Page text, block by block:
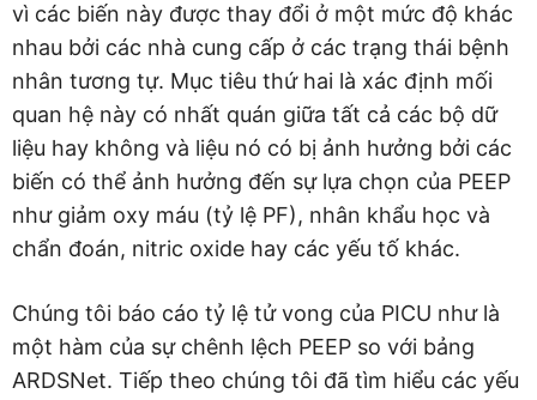
vì các biến này được thay đổi ở một mức độ khác
nhau bởi các nhà cung cấp ở các trạng thái bệnh
nhân tương tự. Mục tiêu thứ hai là xác định mối
quan hệ này có nhất quán giữa tất cả các bộ dữ
liệu hay không và liệu nó có bị ảnh hưởng bởi các
biến có thể ảnh hưởng đến sự lựa chọn của PEEP
như giảm oxy máu (tỷ lệ PF), nhân khẩu học và
chẩn đoán, nitric oxide hay các yếu tố khác.
Chúng tôi báo cáo tỷ lệ tử vong của PICU như là
một hàm của sự chênh lệch PEEP so với bảng
ARDSNet. Tiếp theo chúng tôi đã tìm hiểu các yếu